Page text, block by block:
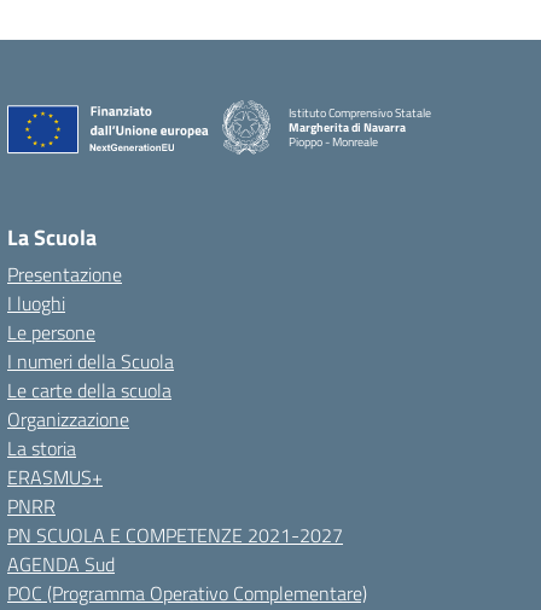
Istituto Comprensivo Statale
Margherita di Navarra
Pioppo - Monreale
La Scuola
Presentazione
I luoghi
Le persone
I numeri della Scuola
Le carte della scuola
Organizzazione
La storia
ERASMUS+
PNRR
PN SCUOLA E COMPETENZE 2021-2027
AGENDA Sud
POC (Programma Operativo Complementare)